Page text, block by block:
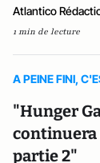
Atlantico
1 min de lecture
A PEINE FINI,
"Hunger
continuera
partie 2"